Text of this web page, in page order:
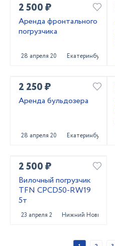
2 500 ₽
Аренда фронтального
погрузчика
28 апреля 2025 Екатеринбург
2 250 ₽
Аренда бульдозера
28 апреля 2025 Екатеринбург
2 500 ₽
Вилочный погрузчик
TFN CPCD50-RW19
5т
23 апреля 2025 Нижний Новгород